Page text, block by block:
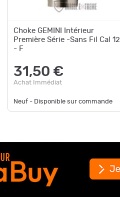
Choke GEMINI Intérieur
Première Série -Sans Fil Cal 12
- F
31,50 €
Achat Immédiat
Neuf - Disponible sur commande